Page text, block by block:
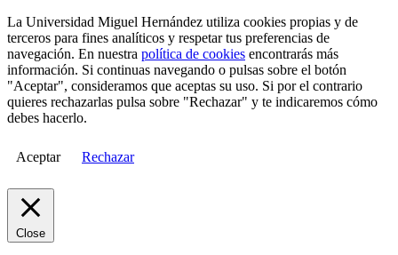
La Universidad Miguel Hernández utiliza cookies propias y de
terceros para fines analíticos y respetar tus preferencias de
navegación. En nuestra política de cookies encontrarás más
información. Si continuas navegando o pulsas sobre el botón
"Aceptar", consideramos que aceptas su uso. Si por el contrario
quieres rechazarlas pulsa sobre "Rechazar" y te indicaremos cómo
debes hacerlo.
Aceptar Rechazar
Close